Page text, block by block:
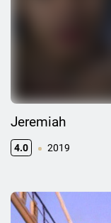
Jeremiah
4.0 2019